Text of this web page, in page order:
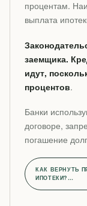
процентам.
выплата
заемщика.
идут,
процентов.
Банки
договоре,
погашение
КАК ВЕРНУТЬ
ИПОТЕКИ?…